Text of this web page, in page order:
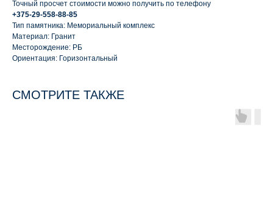
Точный просчет стоимости можно получить по телефону
+375-29-558-88-85
Тип памятника: Мемориальный комплекс
Материал: Гранит
Месторождение: РБ
Ориентация: Горизонтальный
СМОТРИТЕ ТАКЖЕ